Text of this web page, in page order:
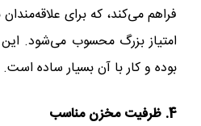
فراهم می‌کند، که برای
امتیاز بزرگ محسوب می‌شود. این
بوده و کار با آن بسیار ساده است.
4. ظرفیت مخزن مناسب